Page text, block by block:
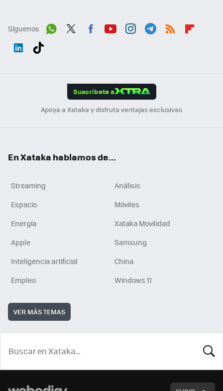
Síguenos
Suscríbete a
Apoya a Xataka y disfruta ventajas exclusivas
En Xataka hablamos de...
Streaming
Análisis
Espacio
Móviles
Energía
Xataka Movilidad
Apple
Samsung
Inteligencia artificial
China
Empleo
Windows 11
VER MÁS TEMAS